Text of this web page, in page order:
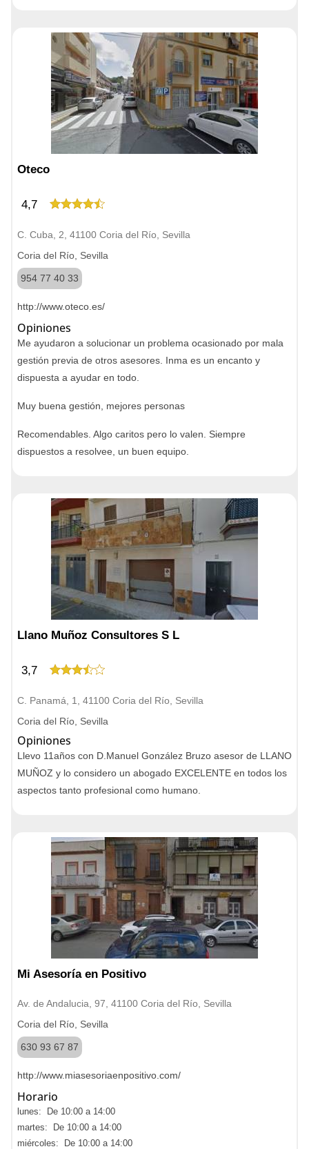
Oteco
4,7
C. Cuba, 2, 41100 Coria del Río, Sevilla
Coria del Río, Sevilla
954 77 40 33
http://www.oteco.es/
Opiniones
Me ayudaron a solucionar un problema ocasionado por mala
gestión previa de otros asesores. Inma es un encanto y
dispuesta a ayudar en todo.
Muy buena gestión, mejores personas
Recomendables. Algo caritos pero lo valen. Siempre
dispuestos a resolvee, un buen equipo.
Llano Muñoz Consultores S L
3,7
C. Panamá, 1, 41100 Coria del Río, Sevilla
Coria del Río, Sevilla
Opiniones
Llevo 11años con D.Manuel González Bruzo asesor de LLANO
MUÑOZ y lo considero un abogado EXCELENTE en todos los
aspectos tanto profesional como humano.
Mi Asesoría en Positivo
Av. de Andalucia, 97, 41100 Coria del Río, Sevilla
Coria del Río, Sevilla
630 93 67 87
http://www.miasesoriaenpositivo.com/
Horario
lunes: De 10:00 a 14:00
martes: De 10:00 a 14:00
miércoles: De 10:00 a 14:00